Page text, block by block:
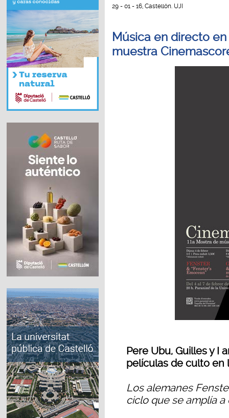
29 - 01 - 16, Castellón. UJI
Música en directo
muestra
Pere Ubu, Guilles y I
películas de culto en
Los alemanes
ciclo que se amplía a